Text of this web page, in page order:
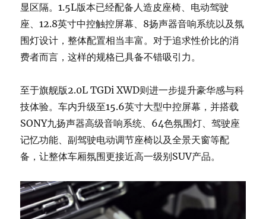
显区隔。1.5L版本已经配备人造皮座椅、电动驾驶
座、12.8英寸中控触控屏幕、8扬声器音响系统以及氛
围灯设计，整体配置相当丰富。对于追求性价比的消
费者而言，这样的规格已具备不错吸引力。
至于旗舰版2.0L TGDi XWD则进一步提升豪华感与科
技体验。车内升级至15.6英寸大型中控屏幕，并搭载
SONY九扬声器高级音响系统、64色氛围灯、驾驶座
记忆功能、副驾驶电动调节座椅以及全景天窗等配
备，让整体车厢氛围更接近高一级别SUV产品。